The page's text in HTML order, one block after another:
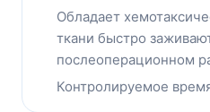
Обладает
ткани быстро
послеоперационном
Контролируемое